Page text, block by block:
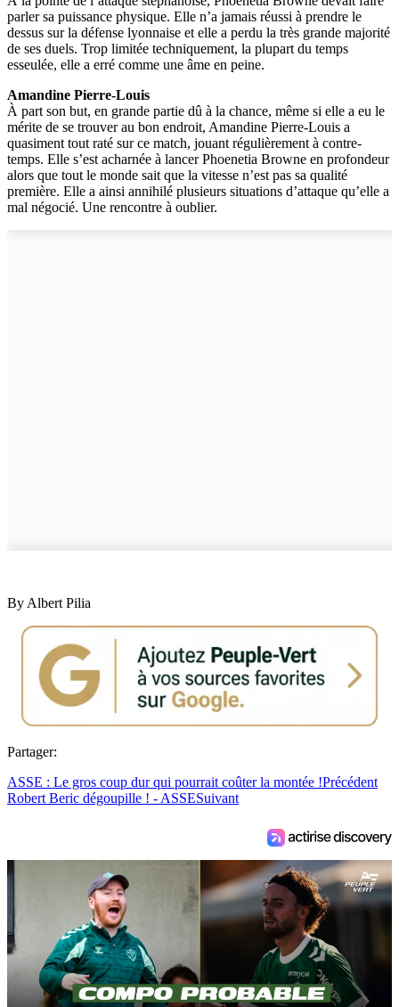
parler sa puissance physique. Elle n’a jamais réussi à prendre le
dessus sur la défense lyonnaise et elle a perdu la très grande majorité
de ses duels. Trop limitée techniquement, la plupart du temps
esseulée, elle a erré comme une âme en peine.
Amandine Pierre-Louis
À part son but, en grande partie dû à la chance, même si elle a eu le
mérite de se trouver au bon endroit, Amandine Pierre-Louis a
quasiment tout raté sur ce match, jouant régulièrement à contre-
temps. Elle s’est acharnée à lancer Phoenetia Browne en profondeur
alors que tout le monde sait que la vitesse n’est pas sa qualité
première. Elle a ainsi annihilé plusieurs situations d’attaque qu’elle a
mal négocié. Une rencontre à oublier.
By Albert Pilia
Partager:
ASSE : Le gros coup dur qui pourrait coûter la montée !Précédent
Robert Beric dégoupille ! - ASSESuivant